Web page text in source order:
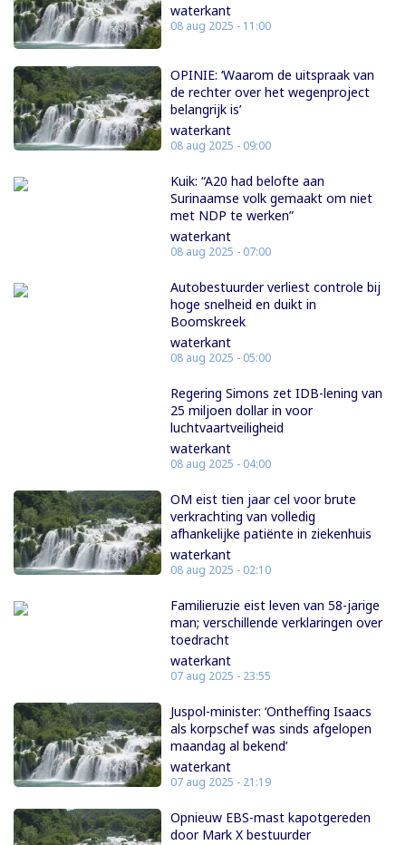
waterkant
08 aug 2025 - 11:00
OPINIE: ‘Waarom de uitspraak van
de rechter over het wegenproject
belangrijk is’
waterkant
08 aug 2025 - 09:00
Kuik: “A20 had belofte aan
Surinaamse volk gemaakt om niet
met NDP te werken”
waterkant
08 aug 2025 - 07:00
Autobestuurder verliest controle bij
hoge snelheid en duikt in
Boomskreek
waterkant
08 aug 2025 - 05:00
Regering Simons zet IDB-lening van
25 miljoen dollar in voor
luchtvaartveiligheid
waterkant
08 aug 2025 - 04:00
OM eist tien jaar cel voor brute
verkrachting van volledig
afhankelijke patiënte in ziekenhuis
waterkant
08 aug 2025 - 02:10
Familieruzie eist leven van 58-jarige
man; verschillende verklaringen over
toedracht
waterkant
07 aug 2025 - 23:55
Juspol-minister: ‘Ontheffing Isaacs
als korpschef was sinds afgelopen
maandag al bekend’
waterkant
07 aug 2025 - 21:19
Opnieuw EBS-mast kapotgereden
door Mark X bestuurder